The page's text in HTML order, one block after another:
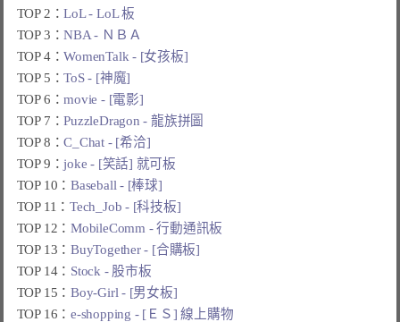
TOP 2：LoL - LoL 板
TOP 3：NBA - ＮＢＡ
TOP 4：WomenTalk - [女孩板]
TOP 5：ToS - [神魔]
TOP 6：movie - [電影]
TOP 7：PuzzleDragon - 龍族拼圖
TOP 8：C_Chat - [希洽]
TOP 9：joke - [笑話] 就可板
TOP 10：Baseball - [棒球]
TOP 11：Tech_Job - [科技板]
TOP 12：MobileComm - 行動通訊板
TOP 13：BuyTogether - [合購板]
TOP 14： Stock - 股市板
TOP 15：Boy-Girl - [男女板]
TOP 16：e-shopping - [ＥＳ] 線上購物